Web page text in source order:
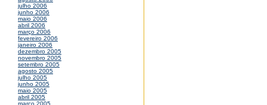
julho 2006
junho 2006
maio 2006
abril 2006
março 2006
fevereiro 2006
janeiro 2006
dezembro 2005
novembro 2005
setembro 2005
agosto 2005
julho 2005
junho 2005
maio 2005
abril 2005